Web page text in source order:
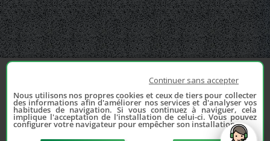
Continuer sans accepter
Nous utilisons nos propres cookies et ceux de tiers pour collecter
des informations afin d'améliorer nos services et d'analyser vos
habitudes de navigation. Si vous continuez à naviguer, cela
implique l'acceptation de l'installation de celui-ci. Vous pouvez
configurer votre navigateur pour empêcher son installation.